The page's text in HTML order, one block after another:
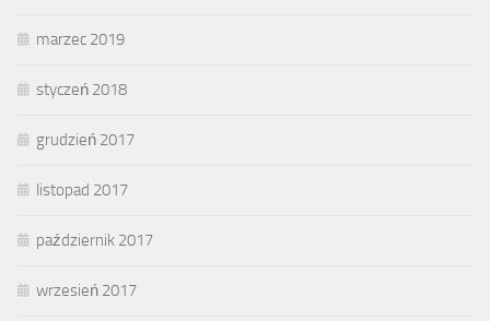
marzec 2019
styczeń 2018
grudzień 2017
listopad 2017
październik 2017
wrzesień 2017